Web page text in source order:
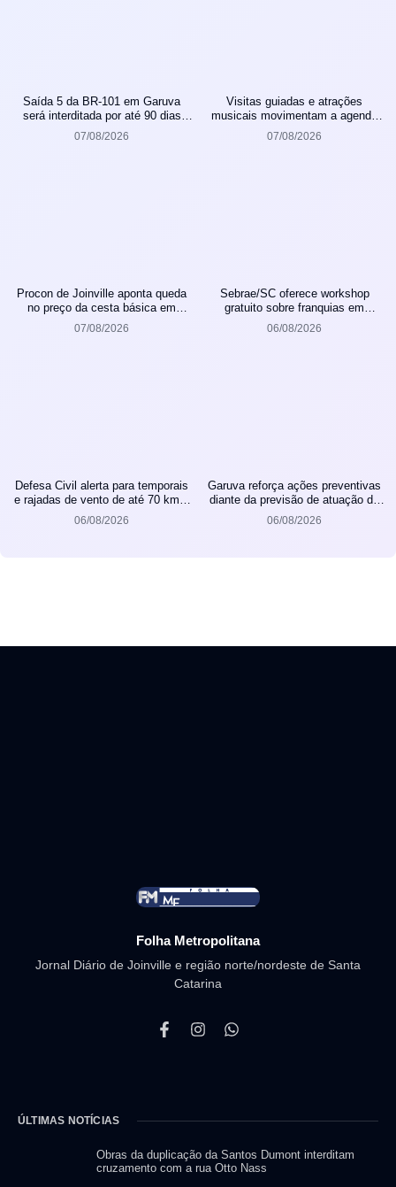
Saída 5 da BR-101 em Garuva
será interditada por até 90 dias
para obras
07/08/2026
Visitas guiadas e atrações
musicais movimentam a agenda
cultural da semana em Joinville
07/08/2026
Procon de Joinville aponta queda
no preço da cesta básica em
agosto
07/08/2026
Sebrae/SC oferece workshop
gratuito sobre franquias em
Joinville
06/08/2026
Defesa Civil alerta para temporais
e rajadas de vento de até 70 km/h
em Joinville
06/08/2026
Garuva reforça ações preventivas
diante da previsão de atuação do
El Niño
06/08/2026
Folha Metropolitana
Jornal Diário de Joinville e região norte/nordeste de Santa
Catarina
ÚLTIMAS NOTÍCIAS
Obras da duplicação da Santos Dumont interditam
cruzamento com a rua Otto Nass